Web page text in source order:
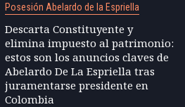
Posesión Abelardo de la Espriella
Descarta Constituyente y
elimina impuesto al patrimonio:
estos son los anuncios claves de
Abelardo De La Espriella tras
juramentarse presidente en
Colombia